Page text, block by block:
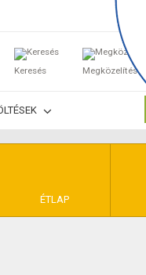
Keresés Megközelítés
ÉTLAP